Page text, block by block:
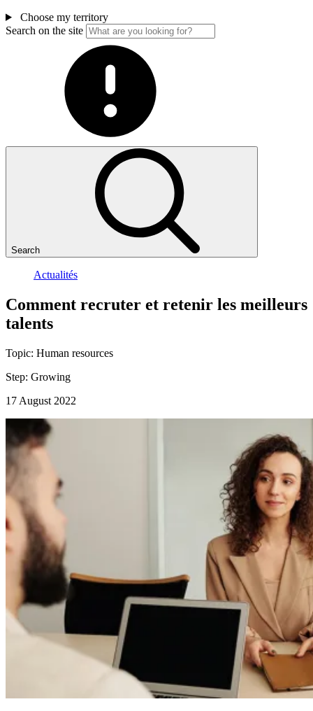
Choose my territory
Search on the site
Search
Actualités
Comment recruter et retenir les meilleurs
talents
Topic: Human resources
Step: Growing
17 August 2022